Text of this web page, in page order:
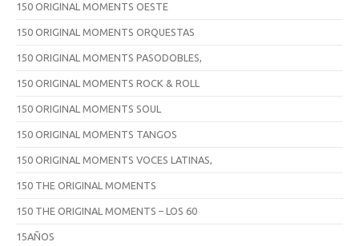
150 ORIGINAL MOMENTS OESTE
150 ORIGINAL MOMENTS ORQUESTAS
150 ORIGINAL MOMENTS PASODOBLES,
150 ORIGINAL MOMENTS ROCK & ROLL
150 ORIGINAL MOMENTS SOUL
150 ORIGINAL MOMENTS TANGOS
150 ORIGINAL MOMENTS VOCES LATINAS,
150 THE ORIGINAL MOMENTS
150 THE ORIGINAL MOMENTS – LOS 60
15AÑOS